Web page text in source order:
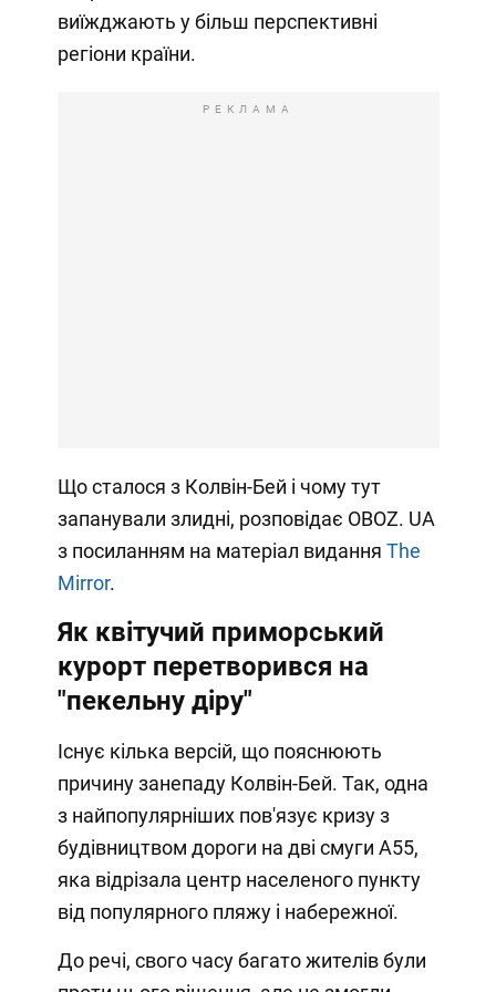
виїжджають у більш перспективні
регіони країни.
РЕКЛАМА
Що сталося з Колвін-Бей і чому тут
запанували злидні, розповідає OBOZ. UA
з посиланням на матеріал видання The
Mirror.
Як квітучий приморський
курорт перетворився на
"пекельну діру"
Існує кілька версій, що пояснюють
причину занепаду Колвін-Бей. Так, одна
з найпопулярніших пов'язує кризу з
будівництвом дороги на дві смуги А55,
яка відрізала центр населеного пункту
від популярного пляжу і набережної.
До речі, свого часу багато жителів були